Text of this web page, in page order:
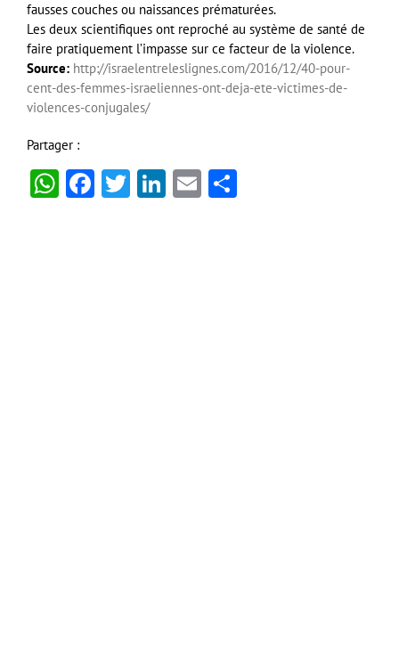
fausses couches ou naissances prématurées.
Les deux scientifiques ont reproché au système de santé de
faire pratiquement l’impasse sur ce facteur de la violence.
Source: http://israelentreleslignes.com/2016/12/40-pour-
cent-des-femmes-israeliennes-ont-deja-ete-victimes-de-
violences-conjugales/
Partager :
WhatsApp
Facebook
Twitter
LinkedIn
Email